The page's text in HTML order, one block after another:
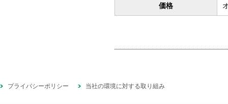
価格
プライバシーポリシー 当社の環境に対する取り組み